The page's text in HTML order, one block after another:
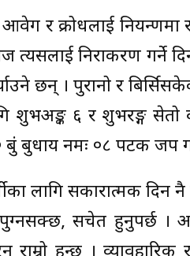
क्रोधलाई नियन्त्रणमा
निराकरण गर्ने
छन् । पुरानो र
६ र शुभरङ्ग सेतो
ॐ बुं बुधाय नमः ०८ पटक
लागि सकारात्मक दिन
पुग्नसक्छ, सचेत हुनुपर्छ ।